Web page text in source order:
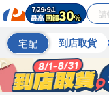
宅配 到店取貨